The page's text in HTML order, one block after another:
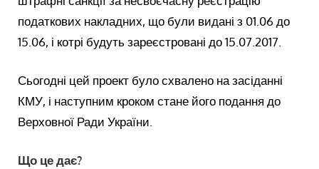
податкових накладних, що були видані з 01.06 до
15.06, і котрі будуть зареєстровані до 15.07.2017.
Сьогодні цей проект було схвалено на засіданні
КМУ, і наступним кроком стане його подання до
Верховної Ради України.
Що це дає?